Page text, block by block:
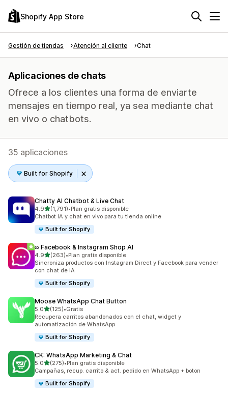
Shopify App Store
Gestión de tiendas Atención al cliente Chat
Aplicaciones de chats
Ofrece a los clientes una forma de enviarte
mensajes en tiempo real, ya sea mediante chat
en vivo o chatbots.
35 aplicaciones
Built for Shopify
Chatty AI Chatbot & Live Chat
4.9de 5 estrellas
(1,791)
1791 reseñas en total
•Plan gratis disponible
Chatbot IA y chat en vivo para tu tienda online
Built for Shopify
∞ Facebook & Instagram Shop AI
4.9de 5 estrellas
(263)
263 reseñas en total
•Plan gratis disponible
Sincroniza productos con Instagram Direct y Facebook para vender
con chat de IA
Built for Shopify
Moose WhatsApp Chat Button
5.0de 5 estrellas
(125)
125 reseñas en total
•Gratis
Recupera carritos abandonados con el chat, widget y
automatización de WhatsApp
Built for Shopify
CK: WhatsApp Marketing & Chat
5.0de 5 estrellas
(275)
275 reseñas en total
•Plan gratis disponible
Campañas, recup. carrito & act. pedido en WhatsApp + boton
Built for Shopify